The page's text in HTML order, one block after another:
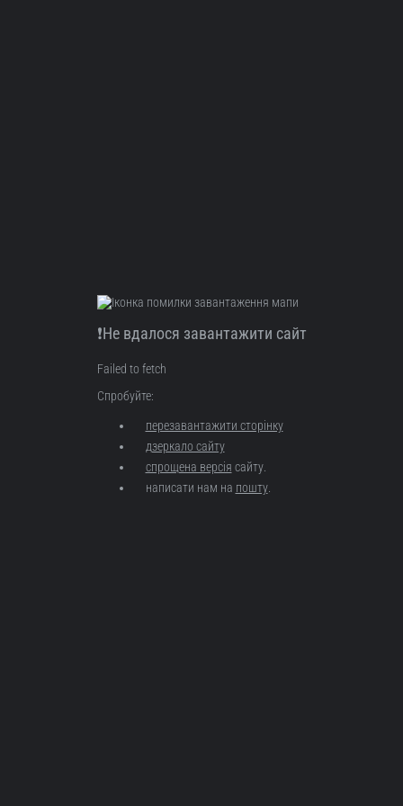
❗Не вдалося завантажити сайт
Failed to fetch
Спробуйте:
перезавантажити сторінку
дзеркало сайту
спрощена версія сайту.
написати нам на пошту.